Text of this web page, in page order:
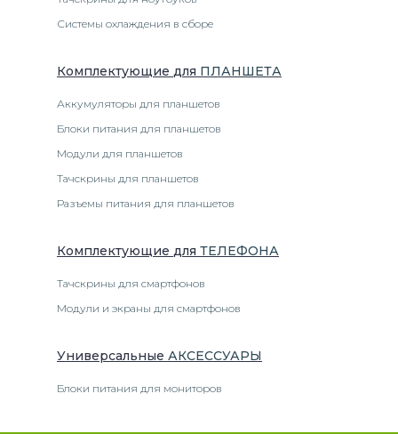
Системы охлаждения в сборе
Комплектующие для ПЛАНШЕТА
Аккумуляторы для планшетов
Блоки питания для планшетов
Модули для планшетов
Тачскрины для планшетов
Разъемы питания для планшетов
Комплектующие для ТЕЛЕФОНА
Тачскрины для смартфонов
Модули и экраны для смартфонов
Универсальные АКСЕССУАРЫ
Блоки питания для мониторов